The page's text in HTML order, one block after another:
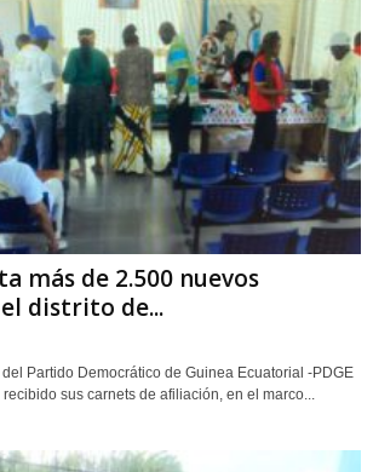
más de 2.500 nuevos
distrito de...
Partido Democrático de Guinea Ecuatorial -PDGE
sus carnets de afiliación, en el marco...